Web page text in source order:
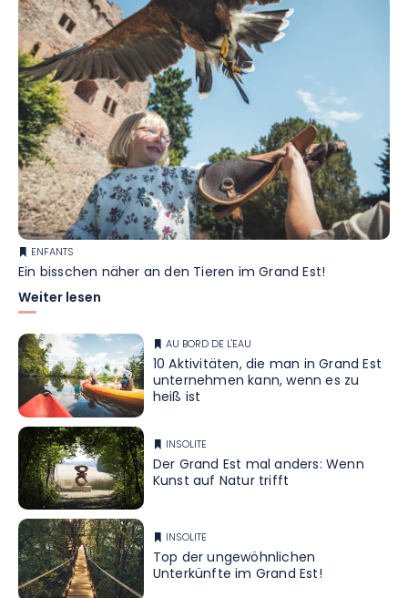
ENFANTS
Ein bisschen näher an den Tieren im Grand Est!
Weiter lesen
AU BORD DE L'EAU
10 Aktivitäten, die man in Grand Est
unternehmen kann, wenn es zu
heiß ist
INSOLITE
Der Grand Est mal anders: Wenn
Kunst auf Natur trifft
INSOLITE
Top der ungewöhnlichen
Unterkünfte im Grand Est!